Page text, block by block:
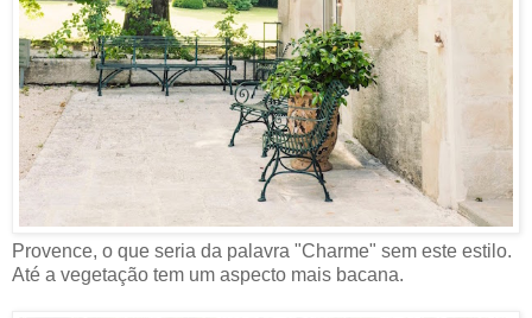
Provence, o que seria da palavra "Charme" sem este estilo.
Até a vegetação tem um aspecto mais bacana.